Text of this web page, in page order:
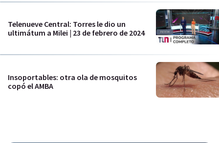
Telenueve Central: Torres le dio un
ultimátum a Milei | 23 de febrero de 2024
Insoportables: otra ola de mosquitos
copó el AMBA